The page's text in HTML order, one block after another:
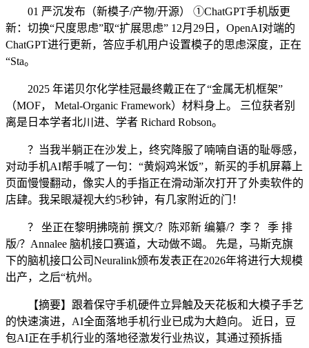
01 严沉发布（新模子/产物/开源） ①ChatGPT手机版更
新：切换“尺度思虑”取“扩展思虑” 12月29日，OpenAI对端的
ChatGPT进行更新，答应手机用户设置模子的思虑深度，正在
“Sta。
2025 年诺贝尔化学桂冠最终戴正在了“金属无机框架”
（MOF， Metal-Organic Framework）材料身上。 三位获者别
离是日本学者北川进、学者 Richard Robson。
？当我半躺正在沙发上，终究降服了喃喃自语的耻辱感，
对动手机AI帮手喊了一句：“黄焖鸡米饭”，新买的手机屏幕上
页面慢慢翻动，像实人的手指正在滑动渐次打开了外卖软件的
店肆。我呆眼凝视大约5秒钟，有几家附近的门！
？ 坐正在黎明拂晓前 撰文/？陈邓新 编纂/？李 ？ 季 排
版/？Annalee 脑机接口赛道，大动做不竭。 先是，马斯克旗
下的脑机接口公司Neuralink颁布发表正在2026年将进行大规模
出产，之后“杭州。
【摘要】跟着保守手机硬件立异触及天花板和大模子手艺
的快速演进，AI全面落地手机行业已成为大趋向。 近日，豆
包AI正在手机行业的落地径激发行业热议，其通过预拆插